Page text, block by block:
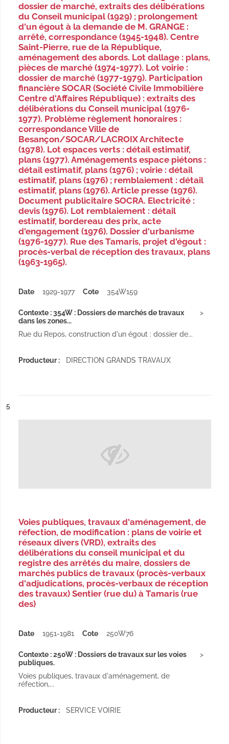
dossier de marché, extraits des délibérations
du Conseil municipal (1929) ; prolongement
d'un égout à la demande de M. GRANGE :
arrêté, correspondance (1945-1948). Centre
Saint-Pierre, rue de la République,
aménagement des abords. Lot dallage : plans,
pièces de marché (1974-1977). Lot voirie :
dossier de marché (1977-1979). Participation
financière SOCAR (Société Civile Immobilière
Centre d'Affaires République) : extraits des
délibérations du Conseil municipal (1976-
1977). Problème règlement honoraires :
correspondance Ville de
Besançon/SOCAR/LACROIX Architecte
(1978). Lot espaces verts : détail estimatif,
plans (1977). Aménagements espace piétons :
détail estimatif, plans (1976) ; voirie : détail
estimatif, plans (1976) ; remblaiement : détail
estimatif, plans (1976). Article presse (1976).
Document publicitaire SOCRA. Electricité :
devis (1976). Lot remblaiement : détail
estimatif, bordereau des prix, acte
d'engagement (1976). Dossier d'urbanisme
(1976-1977). Rue des Tamaris, projet d'égout :
procès-verbal de réception des travaux, plans
(1963-1965).
Date 1929-1977 Cote 354W159
Contexte : 354W : Dossiers de marchés de travaux
dans les zones...
Rue du Repos, construction d'un égout : dossier de...
Producteur : DIRECTION GRANDS TRAVAUX
n°
5
Voies publiques, travaux d'aménagement, de
réfection, de modification : plans de voirie et
réseaux divers (VRD), extraits des
délibérations du conseil municipal et du
registre des arrêtés du maire, dossiers de
marchés publics de travaux (procès-verbaux
d'adjudications, procès-verbaux de réception
des travaux) Sentier (rue du) à Tamaris (rue
des)
Date 1951-1981 Cote 250W76
Contexte : 250W : Dossiers de travaux sur les voies
publiques.
Voies publiques, travaux d'aménagement, de
réfection,...
Producteur : SERVICE VOIRIE